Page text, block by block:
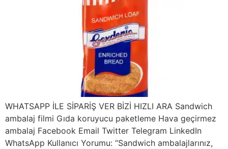
WHATSAPP İLE SİPARİŞ VER BİZİ HIZLI ARA Sandwich
ambalaj filmi Gıda koruyucu paketleme Hava geçirmez
ambalaj Facebook Email Twitter Telegram LinkedIn
WhatsApp Kullanıcı Yorumu: “Sandwich ambalajlarınız,